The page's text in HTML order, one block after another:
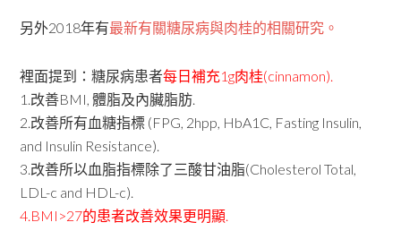
另外2018年有最新有關糖尿病與肉桂的相關研究。
裡面提到：糖尿病患者每日補充1g肉桂(cinnamon).
1.改善BMI, 體脂及內臟脂肪.
2.改善所有血糖指標 (FPG, 2hpp, HbA1C, Fasting Insulin,
and Insulin Resistance).
3.改善所以血脂指標除了三酸甘油脂(Cholesterol Total,
LDL-c and HDL-c).
4.BMI>27的患者改善效果更明顯.